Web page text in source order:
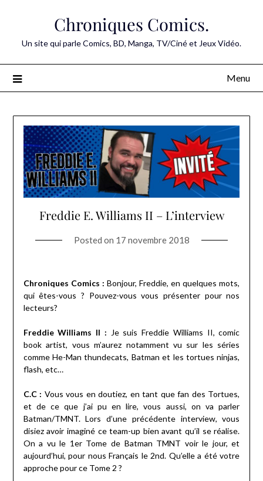
Chroniques Comics.
Un site qui parle Comics, BD, Manga, TV/Ciné et Jeux Vidéo.
Menu
Freddie E. Williams II – L’interview
Posted on 17 novembre 2018
Chroniques Comics : Bonjour, Freddie, en quelques mots,
qui êtes-vous ? Pouvez-vous vous présenter pour nos
lecteurs?
Freddie Williams II : Je suis Freddie Williams II, comic
book artist, vous m’aurez notamment vu sur les séries
comme He-Man thundecats, Batman et les tortues ninjas,
flash, etc…
C.C : Vous vous en doutiez, en tant que fan des Tortues,
et de ce que j’ai pu en lire, vous aussi, on va parler
Batman/TMNT. Lors d’une précédente interview, vous
disiez avoir imaginé ce team-up bien avant qu’il se réalise.
On a vu le 1er Tome de Batman TMNT voir le jour, et
aujourd’hui, pour nous Français le 2nd. Qu’elle a été votre
approche pour ce Tome 2 ?